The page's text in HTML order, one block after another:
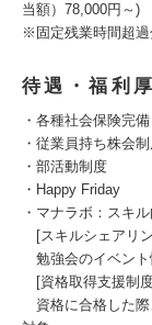
当額）78,000円～)
※固定残業時間超
待遇・福利
・各種社会保険完備
・従業員持ち株会
・部活動制度
・Happy Friday
・マナラボ：スキ
[スキルシェアリ
勉強会のイベント
[資格取得支援制
資格に合格した際